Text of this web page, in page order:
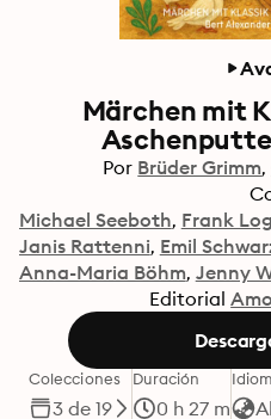
Märchen mit
Por Brüder Grimm
Michael Seeboth Frank
Janis Rattenni Emil
Anna-Maria Böhm Jenny
Editorial
Colecciones
3 de 19
Duración
0 h 27 m